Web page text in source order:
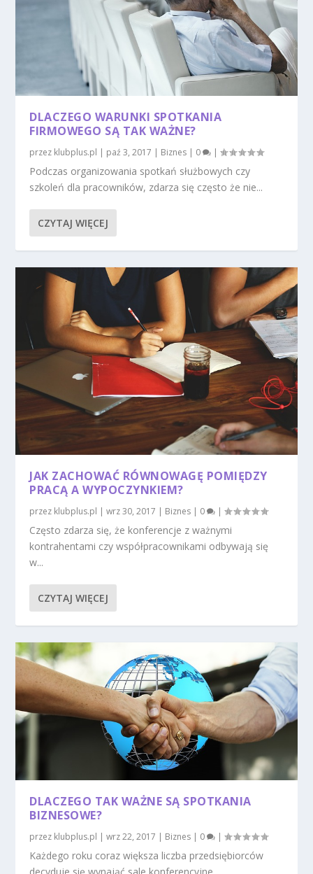
DLACZEGO WARUNKI SPOTKANIA
FIRMOWEGO SĄ TAK WAŻNE?
przez klubplus.pl | paź 3, 2017 | Biznes | 0 |
Podczas organizowania spotkań służbowych czy
szkoleń dla pracowników, zdarza się często że nie...
CZYTAJ WIĘCEJ
JAK ZACHOWAĆ RÓWNOWAGĘ POMIĘDZY
PRACĄ A WYPOCZYNKIEM?
przez klubplus.pl |wrz 30, 2017 | Biznes | 0 |
Często zdarza się, że konferencje z ważnymi
kontrahentami czy współpracownikami odbywają się
w...
CZYTAJ WIĘCEJ
DLACZEGO TAK WAŻNE SĄ SPOTKANIA
BIZNESOWE?
przez klubplus.pl |wrz 22, 2017 | Biznes | 0 |
Każdego roku coraz większa liczba przedsiębiorców
decyduje się wynająć sale konferencyjne...